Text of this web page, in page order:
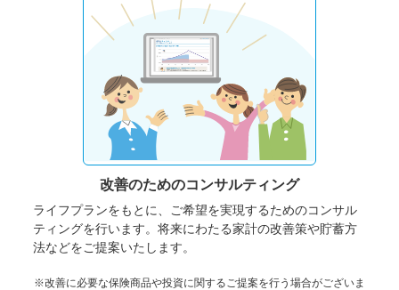
改善のためのコンサルティング
ライフプランをもとに、ご希望を実現するためのコンサル
ティングを行います。将来にわたる家計の改善策や貯蓄方
法などをご提案いたします。
※改善に必要な保険商品や投資に関するご提案を行う場合がございま